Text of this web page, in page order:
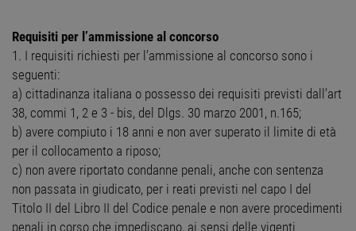
Requisiti per l’ammissione al concorso
1. I requisiti richiesti per l’ammissione al concorso sono i
seguenti:
a) cittadinanza italiana o possesso dei requisiti previsti dall’art
38, commi 1, 2 e 3 - bis, del Dlgs. 30 marzo 2001, n.165;
b) avere compiuto i 18 anni e non aver superato il limite di età
per il collocamento a riposo;
c) non avere riportato condanne penali, anche con sentenza
non passata in giudicato, per i reati previsti nel capo I del
Titolo II del Libro II del Codice penale e non avere procedimenti
penali in corso che impediscano, ai sensi delle vigenti